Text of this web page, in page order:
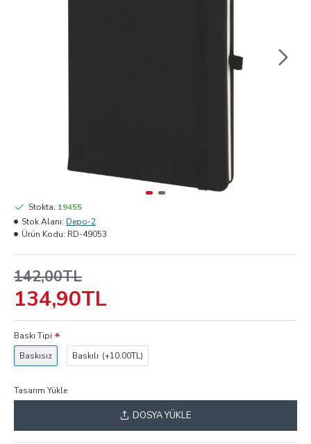
134,90TL
142,00TL
Stokta: 19455
Stok Alanı: Depo-2
Ürün Kodu: RD-49053
Baskı Tipi
Baskısız
Baskılı (+10,00TL)
Tasarım Yükle
DOSYA YÜKLE